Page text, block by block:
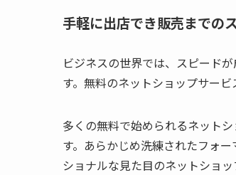
手軽に出店でき販売までの
ビジネスの世界では、スピード
す。無料のネットショップサー
多くの無料で始められるネット
す。あらかじめ洗練されたフォ
ショナルな見た目のネットショッ